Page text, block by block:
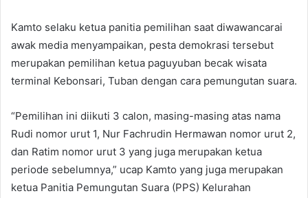
Kamto selaku ketua panitia pemilihan saat diwawancarai
awak media menyampaikan, pesta demokrasi tersebut
merupakan pemilihan ketua paguyuban becak wisata
terminal Kebonsari, Tuban dengan cara pemungutan suara.
“Pemilihan ini diikuti 3 calon, masing-masing atas nama
Rudi nomor urut 1, Nur Fachrudin Hermawan nomor urut 2,
dan Ratim nomor urut 3 yang juga merupakan ketua
periode sebelumnya,” ucap Kamto yang juga merupakan
ketua Panitia Pemungutan Suara (PPS) Kelurahan